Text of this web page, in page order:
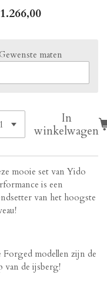
maten
In
winkelwagen
mooie set van Yido
is een
van het hoogste
Forged modellen zijn de
van de ijsberg!